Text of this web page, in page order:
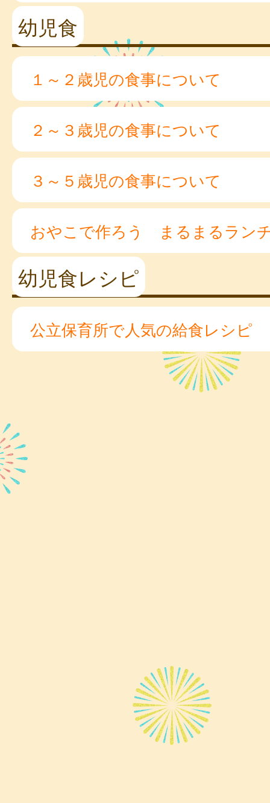
幼児食
１～２歳児の食事について
２～３歳児の食事について
３～５歳児の食事について
おやこで作ろう まるまるラン
幼児食レシピ
公立保育所で人気の給食レシピ